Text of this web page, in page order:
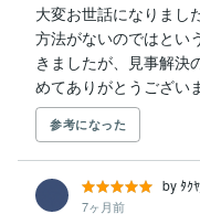
大変お世話になりまし
方法がないのではとい
きましたが、見事解決
めてありがとうござい
参考になった
by ﾀｸﾔ
7ヶ月前